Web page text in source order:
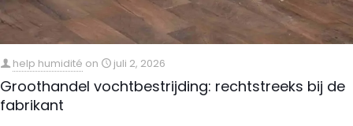
help humidité on juli 2, 2026
Groothandel vochtbestrijding: rechtstreeks bij de
fabrikant